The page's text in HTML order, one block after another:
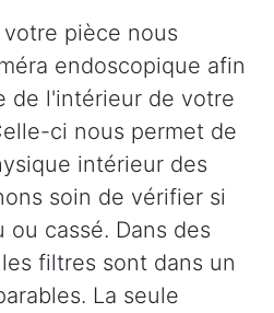
pièce nous
endoscopique afin
de l'intérieur de votre
ci nous permet de
intérieur des
soin de vérifier si
ou cassé. Dans des
filtres sont dans un
La seule